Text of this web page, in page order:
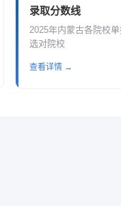
录取分数线
2025年内蒙古各院校
选对院校
查看详情 →